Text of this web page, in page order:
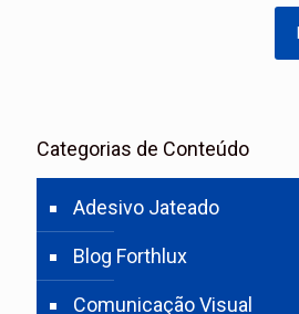
Categorias de Conteúdo
Adesivo Jateado
Blog Forthlux
Comunicação Visual